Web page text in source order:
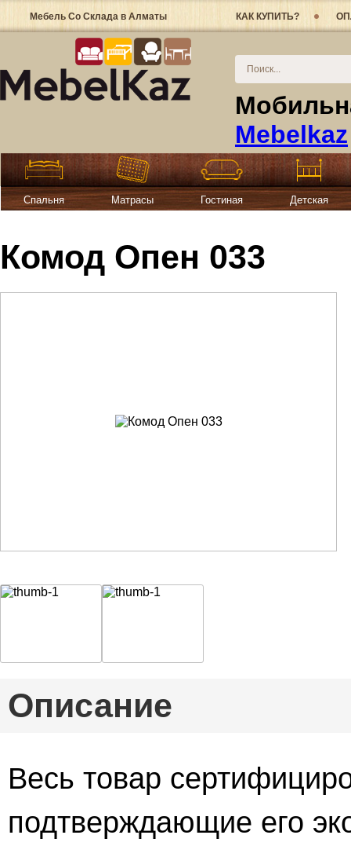
Мебель Со Склада в Алматы КАК КУПИТЬ?
Mebelkaz
Спальня Матрасы Гостиная Детская
Комод Опен 033
Описание
Весь товар
подтверждающие его